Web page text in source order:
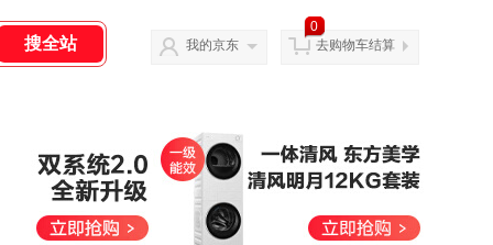
我的京东
0
去购物车结算